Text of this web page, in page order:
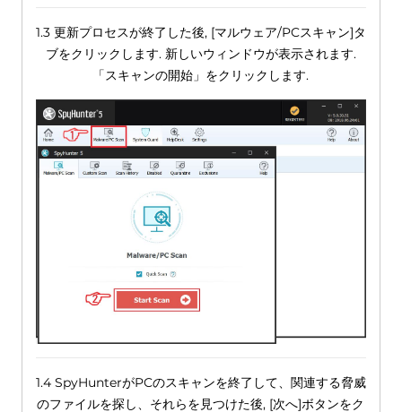
1.3 更新プロセスが終了した後, [マルウェア/PCスキャン]タ
ブをクリックします. 新しいウィンドウが表示されます.
「スキャンの開始」をクリックします.
1.4 SpyHunterがPCのスキャンを終了して、関連する脅威
のファイルを探し、それらを見つけた後, [次へ]ボタンをク